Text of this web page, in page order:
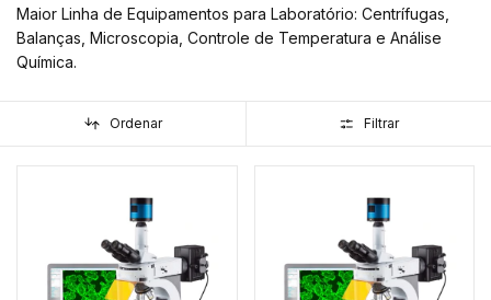
Maior Linha de Equipamentos para Laboratório: Centrífugas,
Balanças, Microscopia, Controle de Temperatura e Análise
Química.
Ordenar Filtrar